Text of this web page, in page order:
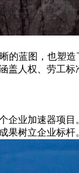
的蓝图，也塑
人权、劳工
企业加速器项
果树立企业标杆